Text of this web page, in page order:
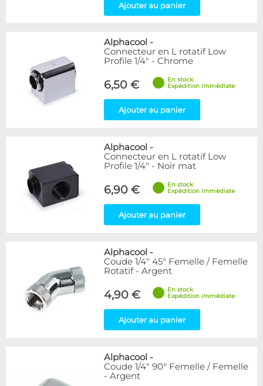
Ajouter au panier
Alphacool -
Connecteur en L rotatif Low
Profile 1/4" - Chrome
6,50 €
En stock
Expédition immédiate
Ajouter au panier
Alphacool -
Connecteur en L rotatif Low
Profile 1/4" - Noir mat
6,90 €
En stock
Expédition immédiate
Ajouter au panier
Alphacool -
Coude 1/4" 45° Femelle / Femelle
Rotatif - Argent
4,90 €
En stock
Expédition immédiate
Ajouter au panier
Alphacool -
Coude 1/4" 90° Femelle / Femelle
- Argent